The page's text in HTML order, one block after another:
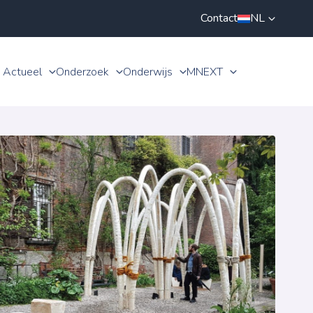
Contact NL
Actueel Onderzoek Onderwijs MNEXT